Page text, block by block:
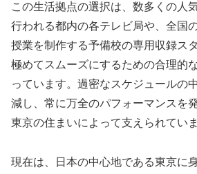
この生活拠点の選択は、数多くの人
行われる都内の各テレビ局や、全国
授業を制作する予備校の専用収録ス
極めてスムーズにするための合理的
っています。過密なスケジュールの
減し、常に万全のパフォーマンスを
東京の住まいによって支えられていま
現在は、日本の中心地である東京に